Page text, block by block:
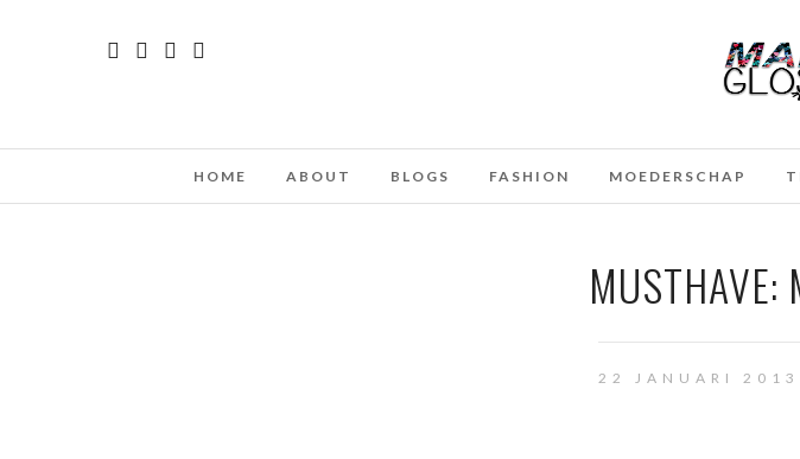
HOME ABOUT BLOGS FASHION MOEDERSCHAP
MUSTHAVE:
22 JANUARI